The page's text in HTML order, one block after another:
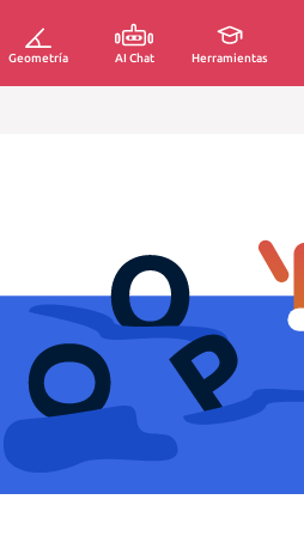
Geometría AI Chat Herramientas